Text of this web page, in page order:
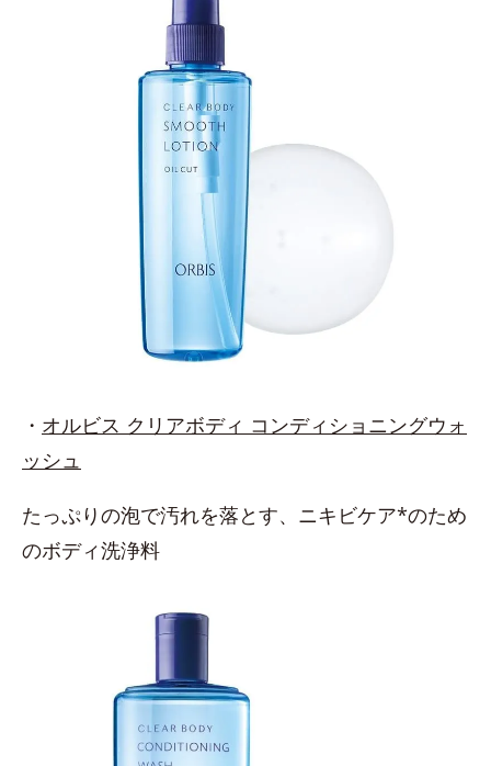
・ オルビス クリアボディ コンディショニングウォ
ッシュ
たっぷりの泡で汚れを落とす、ニキビケア*のため
のボディ洗浄料